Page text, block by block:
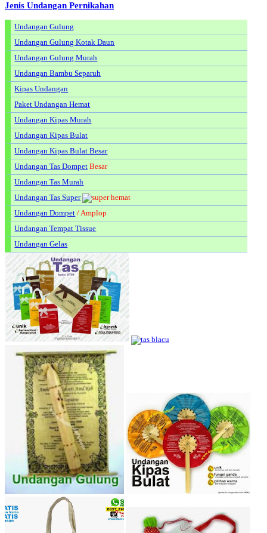
Jenis Undangan Pernikahan
Undangan Gulung
Undangan Gulung Kotak Daun
Undangan Gulung Murah
Undangan Bambu Separuh
Kipas Undangan
Paket Undangan Hemat
Undangan Kipas Murah
Undangan Kipas Bulat
Undangan Kipas Bulat Besar
Undangan Tas Dompet Besar
Undangan Tas Murah
Undangan Tas Super
Undangan Dompet / Amplop
Undangan Tempat Tissue
Undangan Gelas